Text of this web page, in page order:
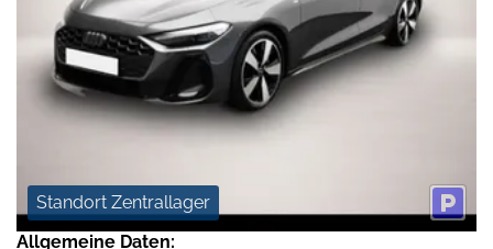
Standort Zentrallager
Allgemeine Daten: